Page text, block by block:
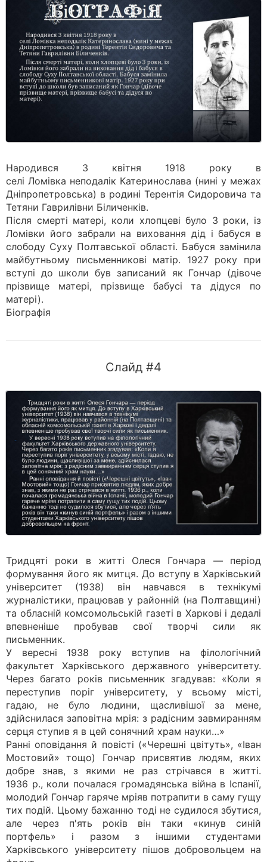
Народився 3 квітня 1918 року в
селі Ломівка неподалік Катеринослава (нині у межах
Дніпропетровська) в родині Терентія Сидоровича та
Тетяни Гаврилівни Біличенків.
Після смерті матері, коли хлопцеві було 3 роки, із
Ломівки його забрали на виховання дід і бабуся в
слободу Суху Полтавської області. Бабуся замінила
майбутньому письменникові матір. 1927 року при
вступі до школи був записаний як Гончар (дівоче
прізвище матері, прізвище бабусі та дідуся по
матері).
Біографія
Слайд #4
Тридцяті роки в житті Олеся Гончара — період
формування його як митця. До вступу в Харківський
університет (1938) він навчався в технікумі
журналістики, працював у районній (на Полтавщині)
та обласній комсомольській газеті в Харкові і дедалі
впевненіше пробував свої творчі сили як
письменник.
У вересні 1938 року вступив на філологічний
факультет Харківського державного університету.
Через багато років письменник згадував: «Коли я
переступив поріг університету, у всьому місті,
гадаю, не було людини, щасливішої за мене,
здійснилася заповітна мрія: з радісним завмиранням
серця ступив я в цей сонячний храм науки…»
Ранні оповідання й повісті («Черешні цвітуть», «Іван
Мостовий» тощо) Гончар присвятив людям, яких
добре знав, з якими не раз стрічався в житті.
1936 р., коли почалася громадянська війна в Іспанії,
молодий Гончар гаряче мріяв потрапити в саму гущу
тих подій. Цьому бажанню тоді не судилося збутися,
але через п'ять років він таки «кинув синій
портфель» і разом з іншими студентами
Харківського університету пішов добровольцем на